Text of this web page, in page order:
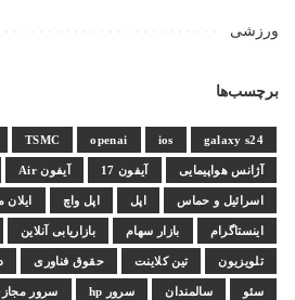
ورزشی
برچسب‌ها
galaxy s24
ios
openai
TSMC
آژانس هواپیمایی آیفون 17 آیفون Air
اسرائیل و حماس اپل اپل واچ
اینستاگرام بازار سهام بازاریابی آنلاین
تلویزیون تین کلاینت حقوق فناوری
سئو سالمندان سرور hp سرور